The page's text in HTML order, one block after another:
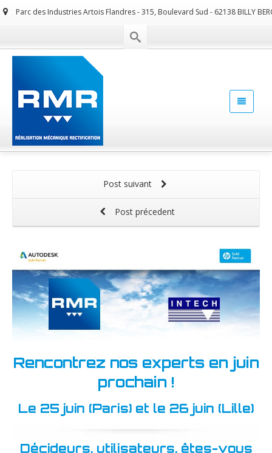
Parc des Industries Artois Flandres - 315, Boulevard Sud - 62138 BILLY
Post suivant
Post précedent
Rencontrez nos experts en juin
prochain !
Le 25 juin (Paris) et le 26 juin (Lille)
Décideurs, utilisateurs, êtes-vous